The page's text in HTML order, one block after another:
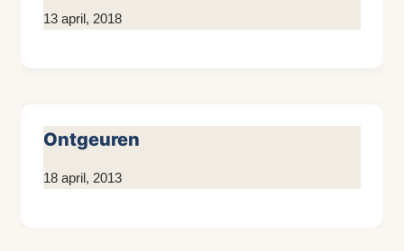
Door
13 april, 2018
Ontgeuren
Door
18 april, 2013